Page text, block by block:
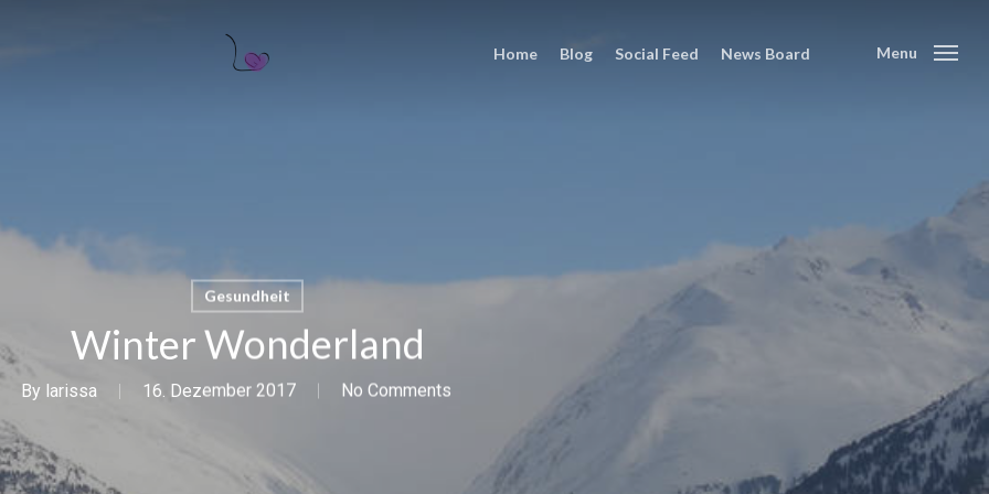
Home Blog Social Feed News Board Menu
Gesundheit
Winter Wonderland
By larissa 16. Dezember 2017 No Comments